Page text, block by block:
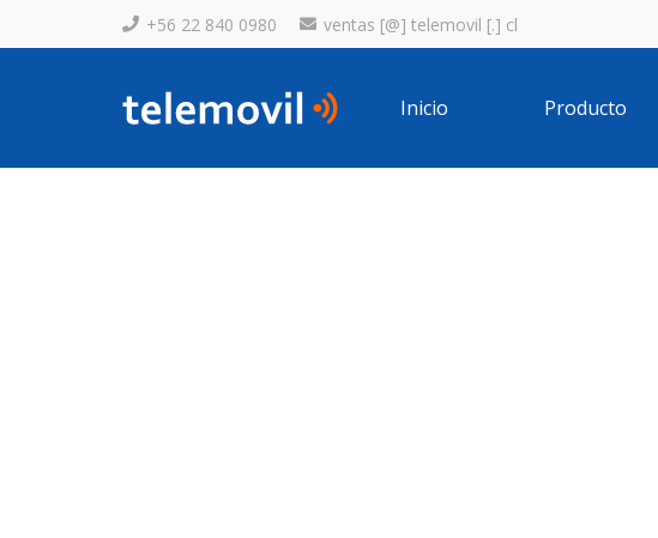
+56 22 840 0980 ventas [@] telemovil [.] cl
Inicio Producto